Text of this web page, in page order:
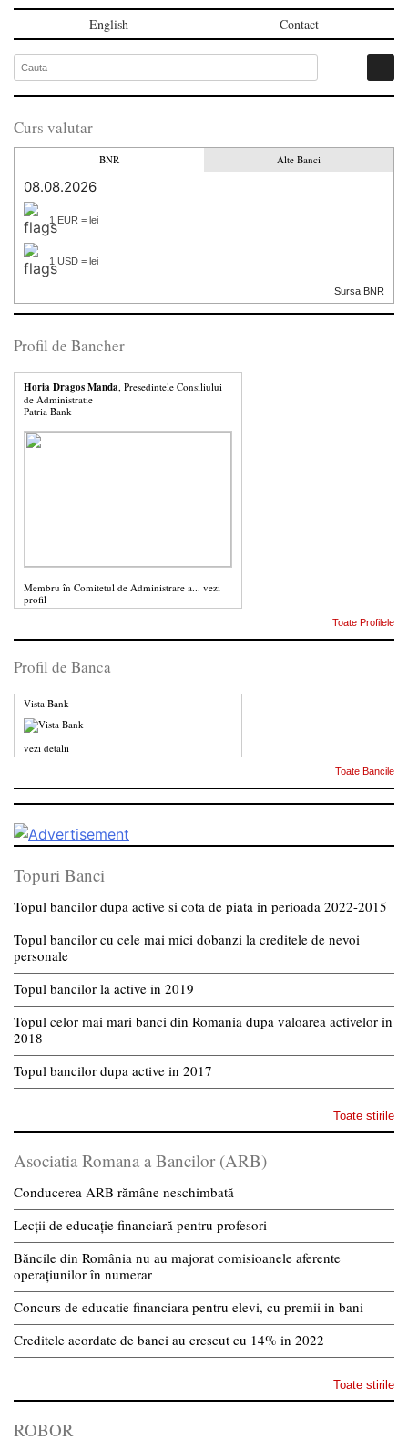
English Contact
Curs valutar
BNR Alte Banci
08.08.2026
1 EUR = lei
1 USD = lei
Sursa BNR
Profil de Bancher
Horia Dragos Manda, Presedintele Consiliului
de Administratie
Patria Bank
Membru în Comitetul de Administrare a... vezi
profil
Toate Profilele
Profil de Banca
Vista Bank
vezi detalii
Toate Bancile
Topuri Banci
Topul bancilor dupa active si cota de piata in perioada 2022-2015
Topul bancilor cu cele mai mici dobanzi la creditele de nevoi
personale
Topul bancilor la active in 2019
Topul celor mai mari banci din Romania dupa valoarea activelor in
2018
Topul bancilor dupa active in 2017
Toate stirile
Asociatia Romana a Bancilor (ARB)
Conducerea ARB rămâne neschimbată
Lecții de educație financiară pentru profesori
Băncile din România nu au majorat comisioanele aferente
operațiunilor în numerar
Concurs de educatie financiara pentru elevi, cu premii in bani
Creditele acordate de banci au crescut cu 14% in 2022
Toate stirile
ROBOR